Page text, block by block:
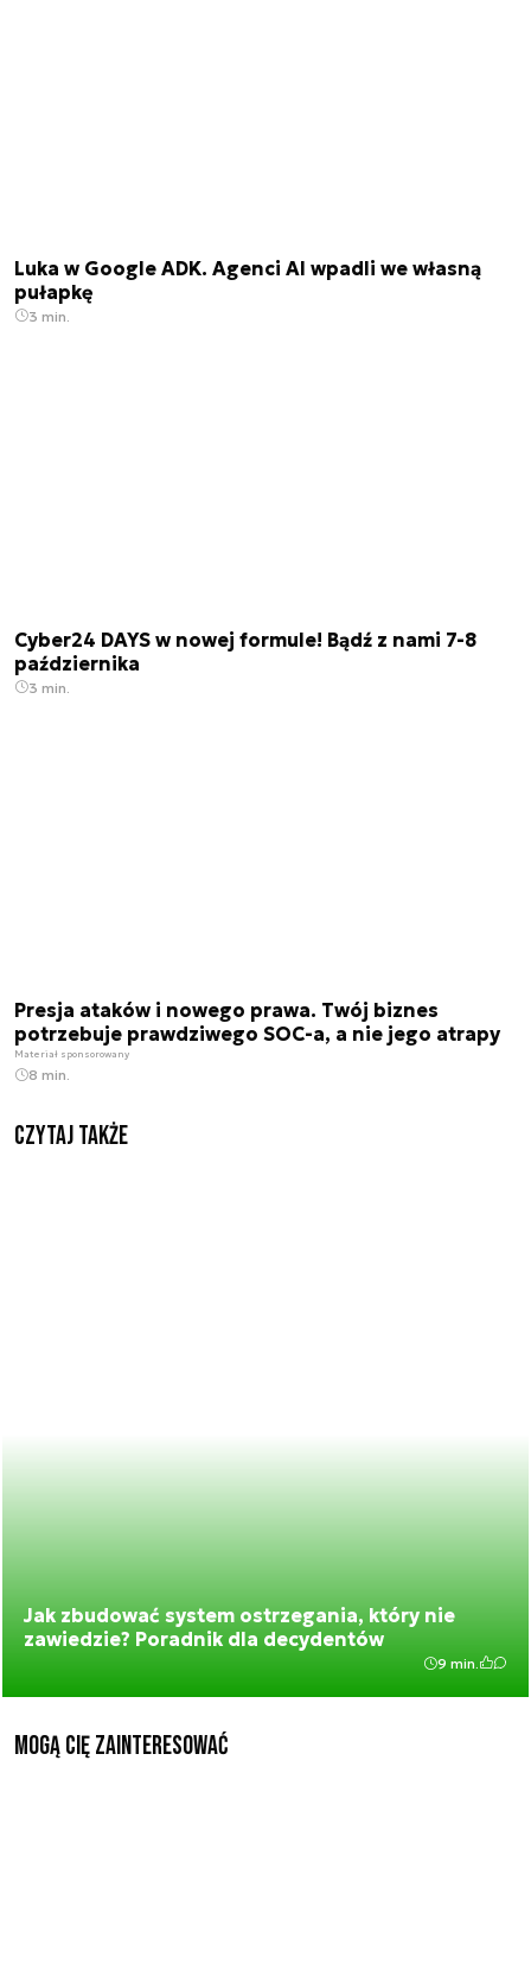
Luka w Google ADK. Agenci AI wpadli we własną
pułapkę
3 min.
Cyber24 DAYS w nowej formule! Bądź z nami 7-8
października
3 min.
Presja ataków i nowego prawa. Twój biznes
potrzebuje prawdziwego SOC-a, a nie jego atrapy
Materiał sponsorowany
8 min.
Czytaj także
Jak zbudować system ostrzegania, który nie
zawiedzie? Poradnik dla decydentów
9 min.
Mogą Cię zainteresować